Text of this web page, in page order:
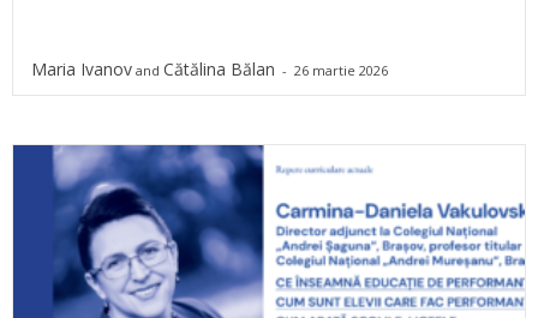
Maria Ivanov and Cătălina Bălan - 26 martie 2026